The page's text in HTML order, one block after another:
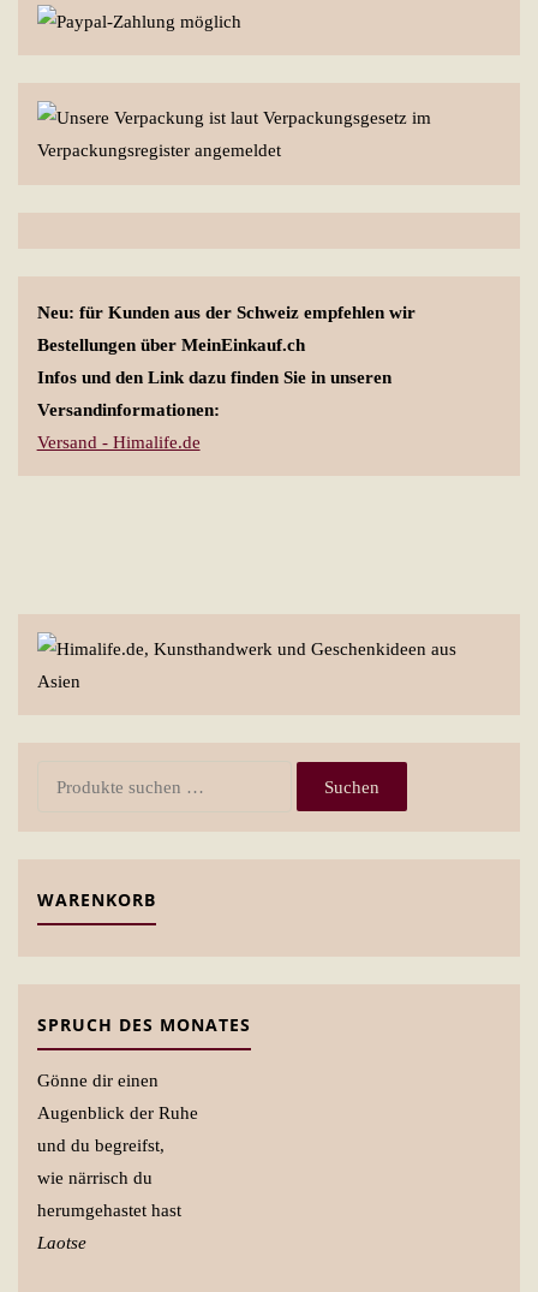
Neu: für Kunden aus der Schweiz empfehlen wir
Bestellungen über MeinEinkauf.ch
Infos und den Link dazu finden Sie in unseren
Versandinformationen:
Versand - Himalife.de
Suchen
WARENKORB
SPRUCH DES MONATES
Gönne dir einen
Augenblick der Ruhe
und du begreifst,
wie närrisch du
herumgehastet hast
Laotse